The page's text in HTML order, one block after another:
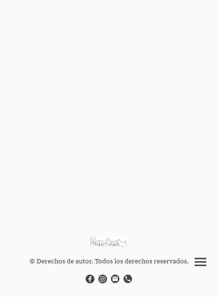
© Derechos de autor. Todos los derechos reservados.